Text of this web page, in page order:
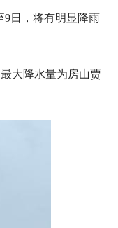
日，将有明显降雨
大降水量为房山贾